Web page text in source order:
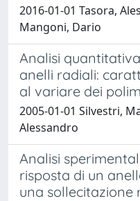
2016-01-01 Tasora,
Mangoni, Dario
Analisi
anelli radiali:
al variare dei
2005-01-01 Silvestri,
Alessandro
Analisi
risposta di un
una sollecitazione